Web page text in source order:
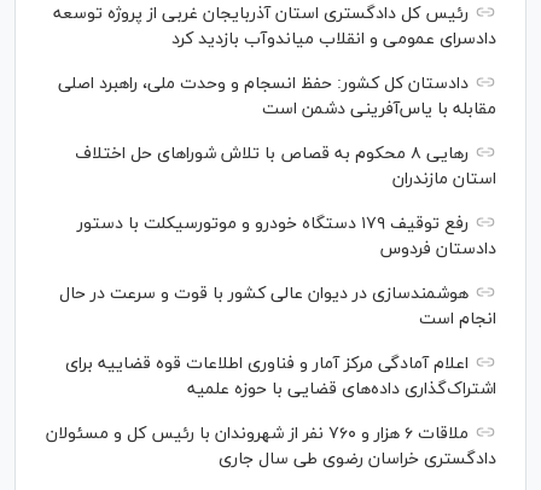
رئیس کل دادگستری استان آذربایجان غربی از پروژه توسعه
دادسرای عمومی و انقلاب میاندوآب بازدید کرد
دادستان کل کشور: حفظ انسجام و وحدت ملی، راهبرد اصلی
مقابله با یاس‌آفرینی دشمن است
رهایی ۸ محکوم به قصاص با تلاش شورا‌های حل اختلاف
استان مازندران
رفع توقیف ۱۷۹ دستگاه خودرو و موتورسیکلت با دستور
دادستان فردوس
هوشمندسازی در دیوان عالی کشور با قوت و سرعت در حال
انجام است
اعلام آمادگی مرکز آمار و فناوری اطلاعات قوه قضاییه برای
اشتراک‌گذاری داده‌های قضایی با حوزه علمیه
ملاقات ۶ هزار و ۷۶۰ نفر از شهروندان با رئیس کل و مسئولان
دادگستری خراسان رضوی طی سال جاری